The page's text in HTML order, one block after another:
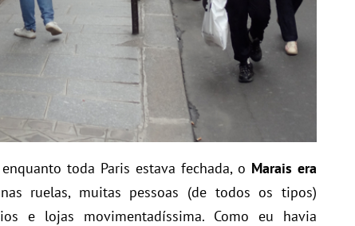
toda Paris estava fechada, o Marais era
ruelas, muitas pessoas (de todos os tipos)
e lojas movimentadíssima. Como eu havia